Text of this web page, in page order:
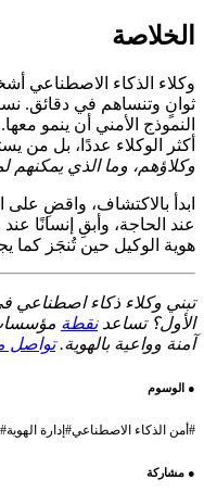
الخلاصة
وكلاء الذكاء الاصطناعي
أكثر الوكلاء عددًا، بل من
وكلاؤهم، وما الذي يمكنهم
ابدأ بالاكتشاف، واقضِ على
عند الحاجة، وأبقِ إنسانًا عند
هوية الوكيل حين تُنجَز كما
تبني وكلاء ذكاء اصطناعي
الأول؟ تساعدنقطةمؤسسات
آمنة وواعية بالهوية.تواصل
●الوسوم
أمن الذكاء الاصطناعي# إدارة الهوية#
●مشاركة